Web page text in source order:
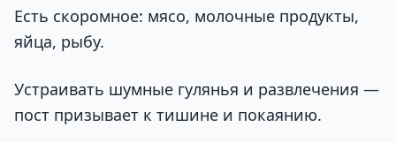
Есть скоромное: мясо, молочные продукты,
яйца, рыбу.
Устраивать шумные гулянья и развлечения —
пост призывает к тишине и покаянию.